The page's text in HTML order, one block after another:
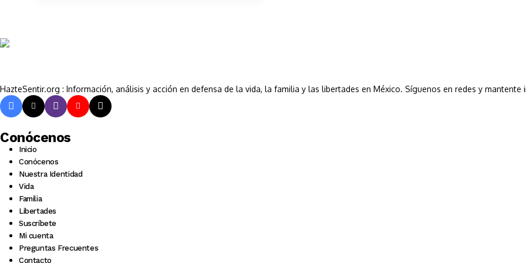
HazteSentir.org : Información, análisis y acción en defensa de la vida, la familia y las libertades en México. Síguenos en redes y mantente
Conócenos
Inicio
Conócenos
Nuestra Identidad
Vida
Familia
Libertades
Suscríbete
Mi cuenta
Preguntas Frecuentes
Contacto